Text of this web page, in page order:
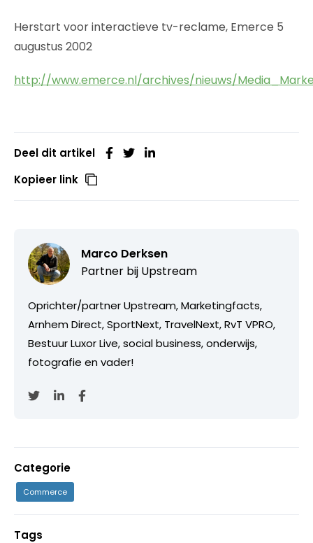
Herstart voor interactieve tv-reclame, Emerce 5
augustus 2002
http://www.emerce.nl/archives/nieuws/
Deel dit artikel
Kopieer link
Marco Derksen
Partner bij Upstream
Oprichter/partner Upstream, Marketingfacts,
Arnhem Direct, SportNext, TravelNext, RvT VPRO,
Bestuur Luxor Live, social business, onderwijs,
fotografie en vader!
Categorie
Commerce
Tags